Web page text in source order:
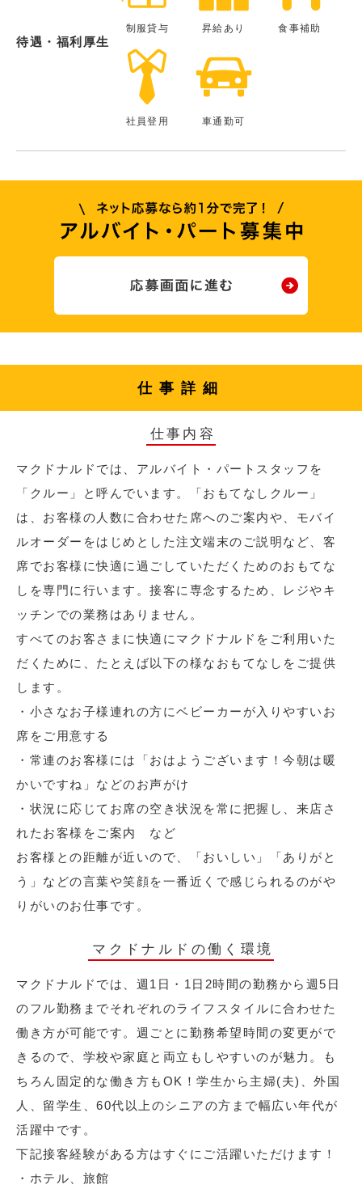
待遇・福利厚生
制服貸与 昇給あり 食事補助
社員登用 車通勤可
仕事詳細
仕事内容
マクドナルドでは、アルバイト・パートスタッフを
「クルー」と呼んでいます。「おもてなしクルー」
は、お客様の人数に合わせた席へのご案内や、モバイ
ルオーダーをはじめとした注文端末のご説明など、客
席でお客様に快適に過ごしていただくためのおもてな
しを専門に行います。接客に専念するため、レジやキ
ッチンでの業務はありません。
すべてのお客さまに快適にマクドナルドをご利用いた
だくために、たとえば以下の様なおもてなしをご提供
します。
・小さなお子様連れの方にベビーカーが入りやすいお
席をご用意する
・常連のお客様には「おはようございます！今朝は暖
かいですね」などのお声がけ
・状況に応じてお席の空き状況を常に把握し、来店さ
れたお客様をご案内 など
お客様との距離が近いので、「おいしい」「ありがと
う」などの言葉や笑顔を一番近くで感じられるのがや
りがいのお仕事です。
マクドナルドの働く環境
マクドナルドでは、週1日・1日2時間の勤務から週5日
のフル勤務までそれぞれのライフスタイルに合わせた
働き方が可能です。週ごとに勤務希望時間の変更がで
きるので、学校や家庭と両立もしやすいのが魅力。も
ちろん固定的な働き方もOK！学生から主婦(夫)、外国
人、留学生、60代以上のシニアの方まで幅広い年代が
活躍中です。
下記接客経験がある方はすぐにご活躍いただけます！
・ホテル、旅館